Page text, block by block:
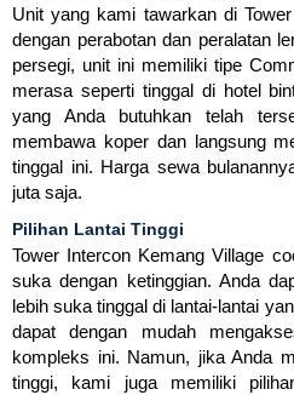
Unit yang kami tawarkan di
dengan perabotan dan peralatan
persegi, unit ini memiliki tipe
merasa seperti tinggal di hotel
yang Anda butuhkan telah
membawa koper dan langsung
tinggal ini. Harga sewa
juta saja.
Pilihan Lantai Tinggi
Tower Intercon Kemang Village
suka dengan ketinggian. Anda
lebih suka tinggal di lantai-lantai
dapat dengan mudah
kompleks ini. Namun, jika Anda
tinggi, kami juga memiliki